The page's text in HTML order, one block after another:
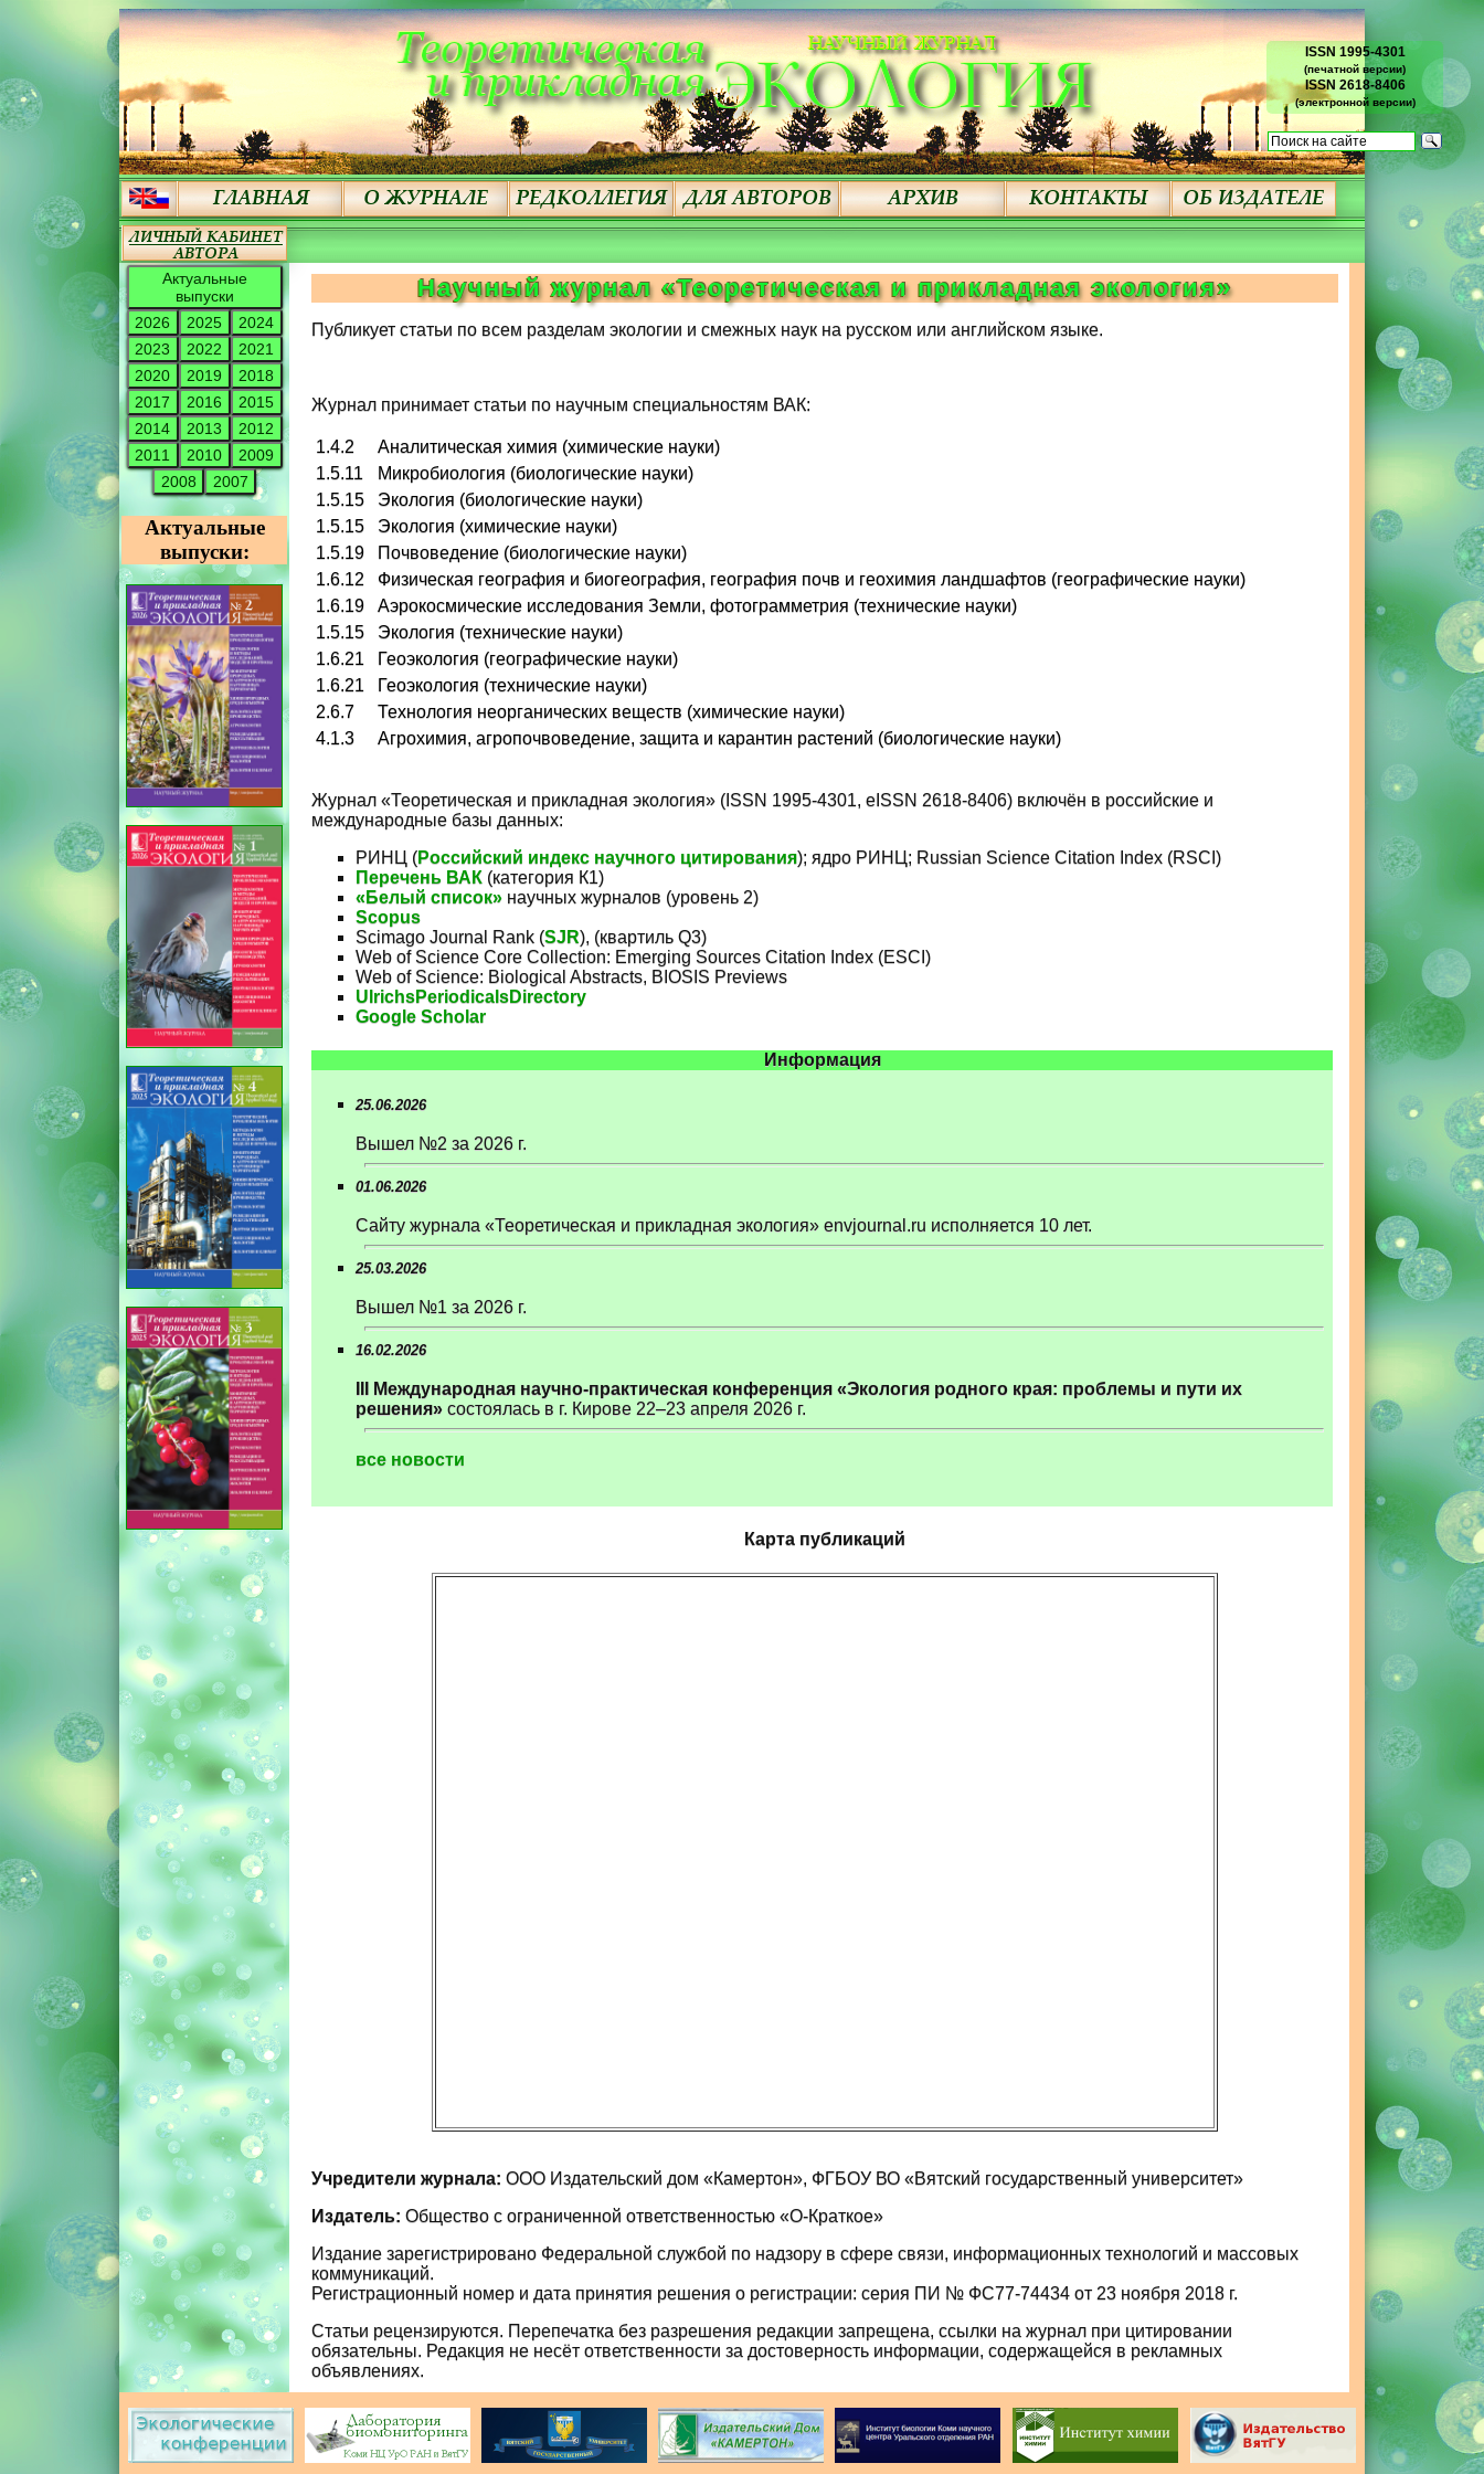
ISSN 1995-4301
(печатной версии)
ISSN 2618-8406
(электронной версии)
Актуальные
выпуски
2026
2025
2024
2023
2022
2021
2020
2019
2018
2017
2016
2015
2014
2013
2012
2011
2010
2009
2008
2007
Актуальные
выпуски:
Научный журнал «Теоретическая и прикладная экология»
Публикует статьи по всем разделам экологии и смежных наук на русском или английском языке.
Журнал принимает статьи по научным специальностям ВАК:
1.4.2
Аналитическая химия (химические науки)
1.5.11
Микробиология (биологические науки)
1.5.15
Экология (биологические науки)
1.5.15
Экология (химические науки)
1.5.19
Почвоведение (биологические науки)
1.6.12
Физическая география и биогеография, география почв и геохимия ландшафтов (географические науки)
1.6.19
Аэрокосмические исследования Земли, фотограмметрия (технические науки)
1.5.15
Экология (технические науки)
1.6.21
Геоэкология (географические науки)
1.6.21
Геоэкология (технические науки)
2.6.7
Технология неорганических веществ (химические науки)
4.1.3
Агрохимия, агропочвоведение, защита и карантин растений (биологические науки)
Журнал «Теоретическая и прикладная экология» (ISSN 1995-4301, eISSN 2618-8406) включён в российские и
международные базы данных:
РИНЦ (Российский индекс научного цитирования); ядро РИНЦ; Russian Science Citation Index (RSCI)
Перечень ВАК (категория К1)
«Белый список» научных журналов (уровень 2)
Scopus
Scimago Journal Rank (SJR), (квартиль Q3)
Web of Science Core Collection: Emerging Sources Citation Index (ESCI)
Web of Science: Biological Abstracts, BIOSIS Previews
UlrichsPeriodicalsDirectory
Google Scholar
Информация
25.06.2026
Вышел №2 за 2026 г.
01.06.2026
Сайту журнала «Теоретическая и прикладная экология» envjournal.ru исполняется 10 лет.
25.03.2026
Вышел №1 за 2026 г.
16.02.2026
III Международная научно-практическая конференция «Экология родного края: проблемы и пути их
решения» состоялась в г. Кирове 22–23 апреля 2026 г.
все новости
Карта публикаций
Учредители журнала: ООО Издательский дом «Камертон», ФГБОУ ВО «Вятский государственный университет»
Издатель: Общество с ограниченной ответственностью «О-Краткое»
Издание зарегистрировано Федеральной службой по надзору в сфере связи, информационных технологий и массовых
коммуникаций.
Регистрационный номер и дата принятия решения о регистрации: серия ПИ № ФС77-74434 от 23 ноября 2018 г.
Статьи рецензируются. Перепечатка без разрешения редакции запрещена, ссылки на журнал при цитировании
обязательны. Редакция не несёт ответственности за достоверность информации, содержащейся в рекламных
объявлениях.